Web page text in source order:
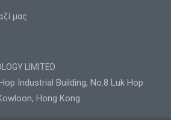
μας
LIMITED
Industrial Building, No.8 Luk Hop
Hong Kong